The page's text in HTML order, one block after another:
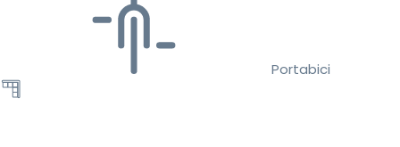
Portabici